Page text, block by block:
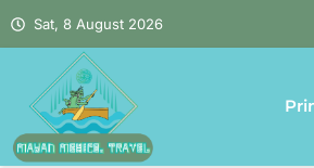
Sat, 8 August 2026